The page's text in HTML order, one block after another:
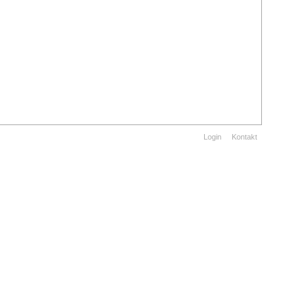
Login Kontakt